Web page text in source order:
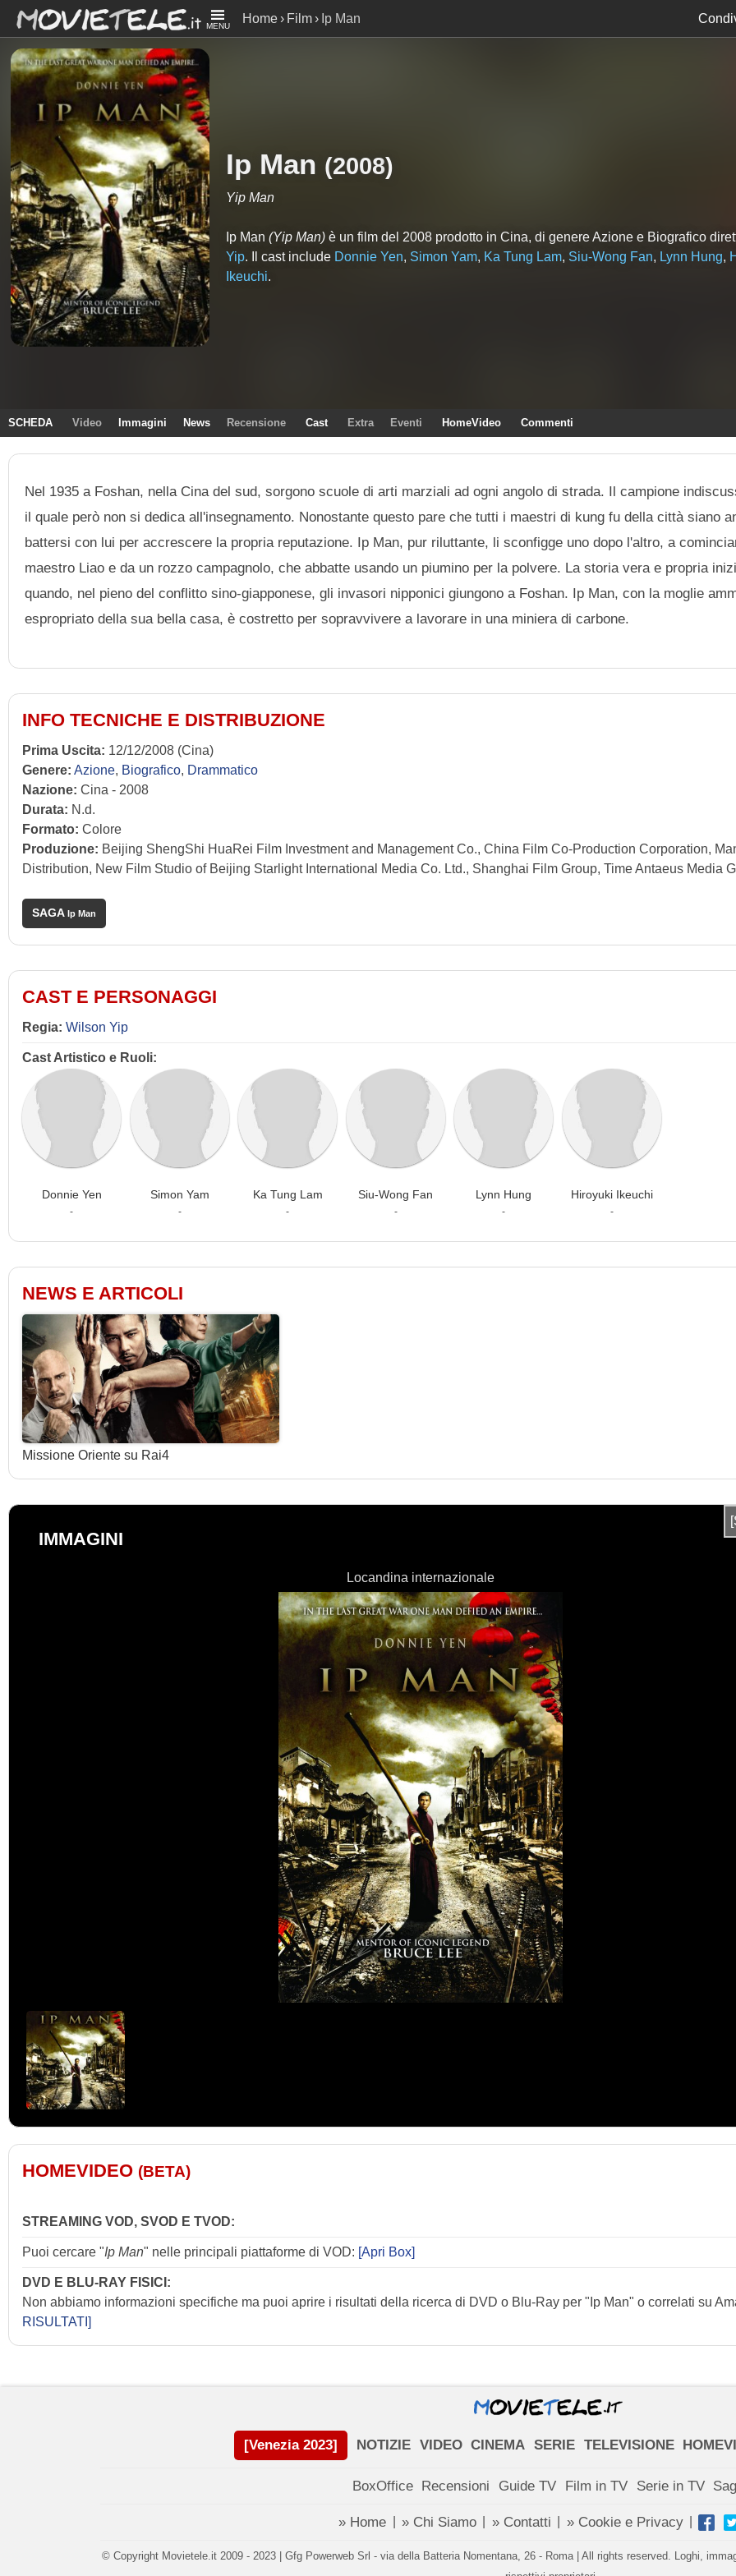
MENU
Home Film Ip Man
Ip Man (2008)
Yip Man
Ip Man (Yip Man)è un film del 2008 prodotto in Cina, di genere Azione e Biografico
Yip. Il cast include Donnie Yen, Simon Yam, Ka Tung Lam, Siu-Wong Fan, Lynn Hung,
Ikeuchi.
SCHEDA Video Immagini News Recensione Cast Extra Eventi HomeVideo Commenti
Nel 1935 a Foshan, nella Cina del sud, sorgono scuole di arti marziali ad ogni angolo di strada. Il campione
il quale però non si dedica all'insegnamento. Nonostante questo pare che tutti i maestri di kung fu della città siano
battersi con lui per accrescere la propria reputazione. Ip Man, pur riluttante, li sconfigge uno dopo l'altro, a
maestro Liao e da un rozzo campagnolo, che abbatte usando un piumino per la polvere. La storia vera e propria
quando, nel pieno del conflitto sino-giapponese, gli invasori nipponici giungono a Foshan. Ip Man, con la moglie
espropriato della sua bella casa, è costretto per sopravvivere a lavorare in una miniera di carbone.
INFO TECNICHE E DISTRIBUZIONE
Prima Uscita: 12/12/2008 (Cina)
Genere: Azione, Biografico, Drammatico
Nazione: Cina - 2008
Durata: N.d.
Formato: Colore
Produzione: Beijing ShengShi HuaRei Film Investment and Management Co., China Film Co-Production Corporation,
Distribution, New Film Studio of Beijing Starlight International Media Co. Ltd., Shanghai Film Group, Time Antaeus Media
SAGA Ip Man
CAST E PERSONAGGI
Regia: Wilson Yip
Cast Artistico e Ruoli:
Donnie Yen
-
Simon Yam
-
Ka Tung Lam
-
Siu-Wong Fan
-
Lynn Hung
-
Hiroyuki Ikeuchi
-
NEWS E ARTICOLI
Missione Oriente su Rai4
IMMAGINI
Locandina internazionale
HOMEVIDEO (BETA)
STREAMING VOD, SVOD E TVOD:
Puoi cercare "Ip Man" nelle principali piattaforme di VOD: [Apri Box]
DVD E BLU-RAY FISICI:
Non abbiamo informazioni specifiche ma puoi aprire i risultati della ricerca di DVD o Blu-Ray per "Ip Man" o correlati su
RISULTATI]
[Venezia 2023] NOTIZIE VIDEO CINEMA SERIE TELEVISIONE
BoxOffice Recensioni Guide TV Film in TV Serie in TV
» Home » Chi Siamo » Contatti » Cookie e Privacy
© Copyright Movietele.it 2009 - 2023 | Gfg Powerweb Srl - via della Batteria Nomentana, 26 - Roma | All rights reserved. Loghi,